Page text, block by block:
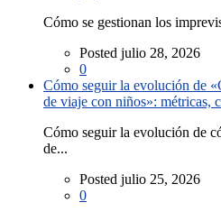
Cómo se gestionan los
Posted julio 28, 2026
0
Cómo seguir la evolución de
de viaje con niños»: métricas,
Cómo seguir la evolución de
de...
Posted julio 25, 2026
0